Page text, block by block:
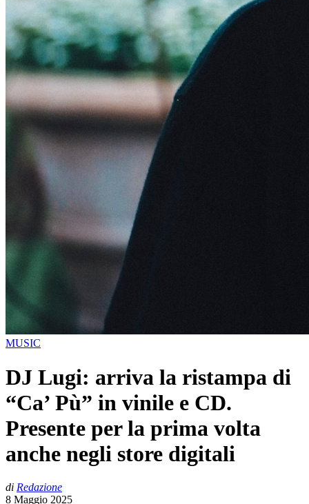
MUSIC
DJ Lugi: arriva la ristampa di
“Ca’ Pù” in vinile e CD.
Presente per la prima volta
anche negli store digitali
di Redazione
8 Maggio 2025